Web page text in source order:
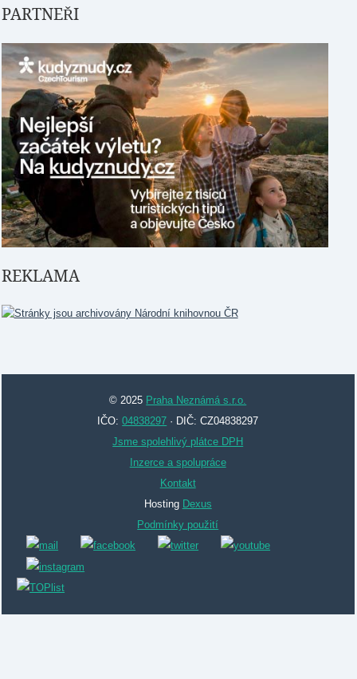
PARTNEŘI
REKLAMA
© 2025 Praha Neznámá s.r.o.
IČO:04838297 · DIČ: CZ04838297
Jsme spolehlivý plátce DPH
Inzerce a spolupráce
Kontakt
Hosting Dexus
Podmínky použití